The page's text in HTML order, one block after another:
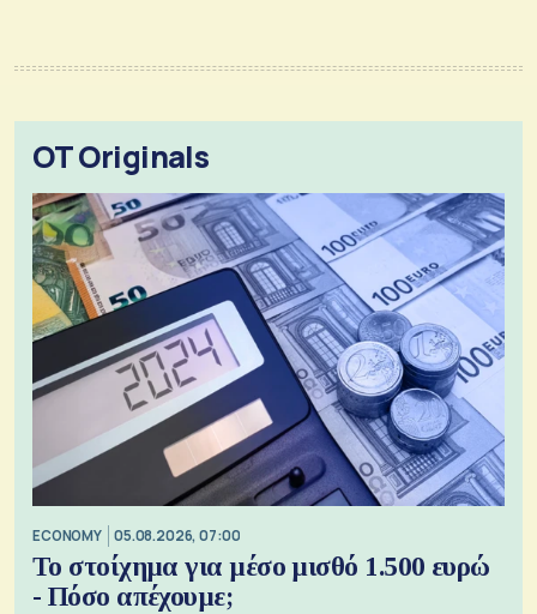
OT Originals
ECONOMY 05.08.2026, 07:00
Το στοίχημα για μέσο μισθό 1.500 ευρώ
- Πόσο απέχουμε;